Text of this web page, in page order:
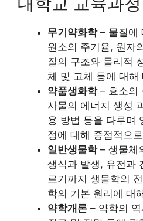
무기약화학– 물질에
원소의 주기율, 원자
질의 구조와 물리적
체 및 고체 등에 대해
약품생화학– 효소의
사물의 에너지 생성
용 방법 등을 다루며
정에 대해 중점적으
일반생물학– 생물체
생식과 발생, 유전과
르기까지 생물학의
학의 기본 원리에 대
약학개론 – 약학의